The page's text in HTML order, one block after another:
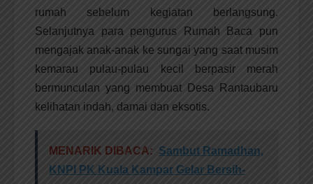
rumah sebelum kegiatan berlangsung.
Selanjutnya para pengurus Rumah Baca pun
mengajak anak-anak ke sungai yang saat musim
kemarau pulau-pulau kecil berpasir merah
bermunculan yang membuat Desa Rantaubaru
kelihatan indah, damai dan eksotis.
MENARIK DIBACA: Sambut Ramadhan,
KNPI PK Kuala Kampar Gelar Bersih-